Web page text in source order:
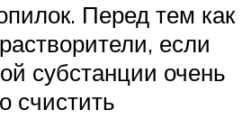
Перед тем как
если
субстанции очень
счистить